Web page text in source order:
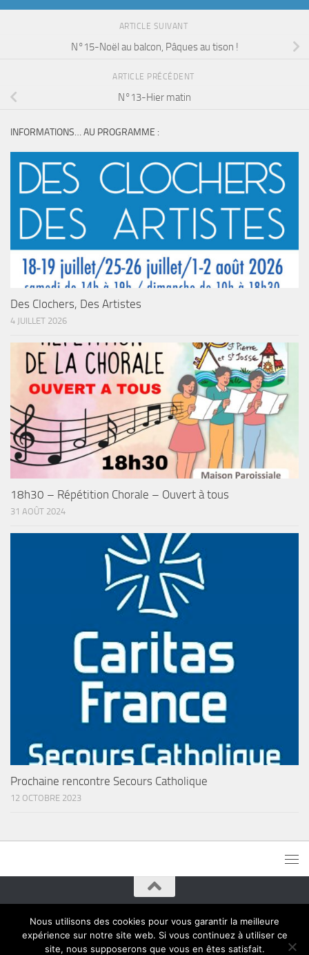
ARTICLE SUIVANT
N°15-Noël au balcon, Pâques au tison !
ARTICLE PRÉCÉDENT
N°13-Hier matin
INFORMATIONS… AU PROGRAMME :
Des Clochers, Des Artistes
4 JUILLET 2026
18h30 – Répétition Chorale – Ouvert à tous
31 AOÛT 2024
Prochaine rencontre Secours Catholique
12 OCTOBRE 2023
Paroisses de Montreuil © 2015. Tous droits réservés
Nous utilisons des cookies pour vous garantir la meilleure
expérience sur notre site web. Si vous continuez à utiliser ce
site, nous supposerons que vous en êtes satisfait.